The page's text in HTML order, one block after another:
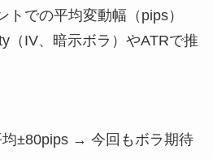
トでの平均変動幅（pips）
（IV、暗示ボラ）やATRで推
±80pips → 今回もボラ期待